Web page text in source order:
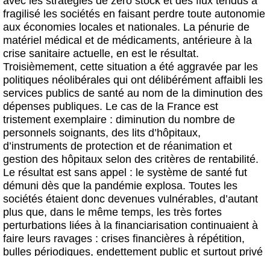
fragilisé les sociétés en faisant perdre toute autonomie
aux économies locales et nationales. La pénurie de
matériel médical et de médicaments, antérieure à la
crise sanitaire actuelle, en est le résultat.
Troisièmement, cette situation a été aggravée par les
politiques néolibérales qui ont délibérément affaibli les
services publics de santé au nom de la diminution des
dépenses publiques. Le cas de la France est
tristement exemplaire : diminution du nombre de
personnels soignants, des lits d’hôpitaux,
d’instruments de protection et de réanimation et
gestion des hôpitaux selon des critères de rentabilité.
Le résultat est sans appel : le système de santé fut
démuni dès que la pandémie explosa. Toutes les
sociétés étaient donc devenues vulnérables, d’autant
plus que, dans le même temps, les très fortes
perturbations liées à la financiarisation continuaient à
faire leurs ravages : crises financières à répétition,
bulles périodiques, endettement public et surtout privé